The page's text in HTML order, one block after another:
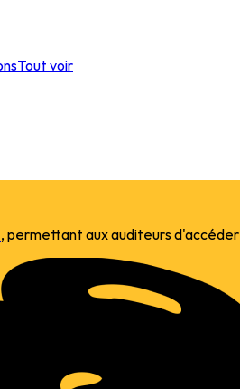
Tout voir
, permettant aux auditeurs d'accéder